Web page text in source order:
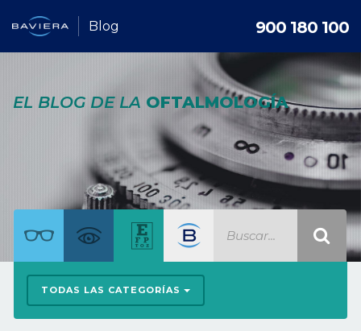
Blog 900 180 100
EL BLOG DE LA OFTALMOLOGÍA
TODAS LAS CATEGORÍAS